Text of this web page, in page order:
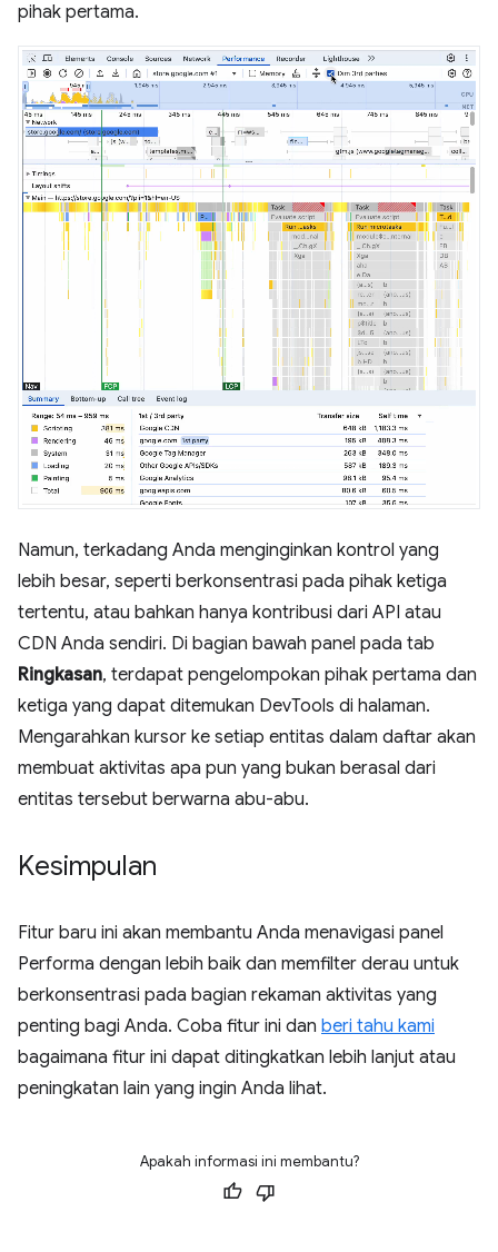
pihak pertama.
Namun, terkadang Anda menginginkan kontrol yang
lebih besar, seperti berkonsentrasi pada pihak ketiga
tertentu, atau bahkan hanya kontribusi dari API atau
CDN Anda sendiri. Di bagian bawah panel pada tab
Ringkasan, terdapat pengelompokan pihak pertama dan
ketiga yang dapat ditemukan DevTools di halaman.
Mengarahkan kursor ke setiap entitas dalam daftar akan
membuat aktivitas apa pun yang bukan berasal dari
entitas tersebut berwarna abu-abu.
Kesimpulan
Fitur baru ini akan membantu Anda menavigasi panel
Performa dengan lebih baik dan memfilter derau untuk
berkonsentrasi pada bagian rekaman aktivitas yang
penting bagi Anda. Coba fitur ini dan beri tahu kami
bagaimana fitur ini dapat ditingkatkan lebih lanjut atau
peningkatan lain yang ingin Anda lihat.
Apakah informasi ini membantu?